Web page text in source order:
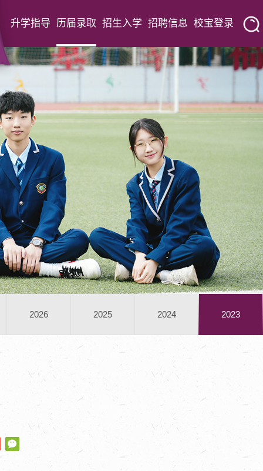
升学指导 历届录取 招生入学 招聘信息 校宝登录
2026 2025 2024 2023